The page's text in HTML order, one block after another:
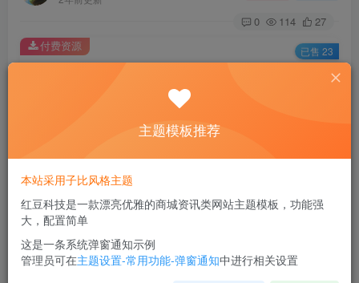
0 114 27
此内容为付费资源，请付费后查看
￥9.9
您当前未登录！建议登陆后购买，可保存购买订单
付费资源 已售 23
【原创开发】小红书AI自动回复，全网首发引流涨粉思路
主题模板推荐
本站采用子比风格主题
红豆科技是一款漂亮优雅的商城资讯类网站主题模板，功能强
大，配置简单
这是一条系统弹窗通知示例
管理员可在主题设置-常用功能-弹窗通知中进行相关设置